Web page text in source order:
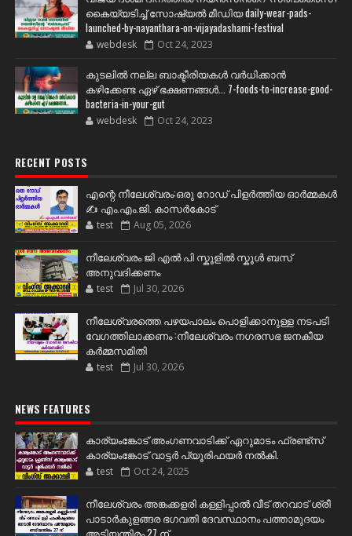
കൈയ്യടിച്ച് സോഷ്യല്‍ മീഡിയ daily-wear-pads-
launched-by-nayanthara-on-vijayadashami-festival
webdesk Oct 24, 2023
കുടലിൽ നല്ല ബാക്ടീരിയകൾ വര്‍ധിക്കാന്‍
കഴിക്കേണ്ട ഏഴ് ഭക്ഷണങ്ങള്‍... 7-foods-to-increase-good-
bacteria-in-your-gut
webdesk Oct 24, 2023
RECENT POSTS
എന്റെ നീലേശ്വരം:ഒരു റോഡ് പിളർത്തിയ ഓർമ്മകൾ
✍️ എം.എം.ജി. കാസർകോട്
test Aug 05, 2026
നീലേശ്വരം ജി എൽ പി സ്കൂളിൽ സ്കൂൾ ബസ്
അനുവദിക്കണം
test Jul 30, 2026
നീലേശ്വരത്തെ പഴയപാലം പൊളിക്കാനുള്ള നടപടി
വേഗത്തിലാക്കണം :നീലേശ്വരം നഗരസഭ ജനകീയ
കർമ്മസമിതി
test Jul 30, 2026
NEWS FEATURES
കാര്യംങ്കോട് അംഗണവാടിക്ക് ഏറുമാടം ഫ്രണ്ട്സ്
കാര്യംങ്കോട് വാട്ടർ പ്യൂരിഫയർ നൽകി.
test Oct 24, 2025
നീലേശ്വരം അങ്കക്കളരി കള്ളിപ്പാൽ വീട് തറവാട് ശ്രീ
പാടാർകുളങ്ങര ഭഗവതി ദേവസ്ഥാനം പത്താമുദയം
അടിയന്തിരം 27 ന്